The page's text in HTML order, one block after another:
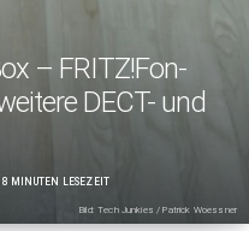
– FRITZ!Fon-
DECT- und
8 MINUTEN LESEZEIT
Bild: Tech Junkies / Patrick Woessner